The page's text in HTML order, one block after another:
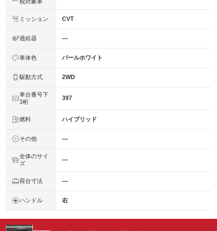
税対象車
ミッション CVT
過給器 ―
車体色 パールホワイト
駆動方式 2WD
車台番号下
3桁
397
燃料 ハイブリッド
その他 ―
全体のサイ
ズ
―
荷台寸法 ―
ハンドル 右